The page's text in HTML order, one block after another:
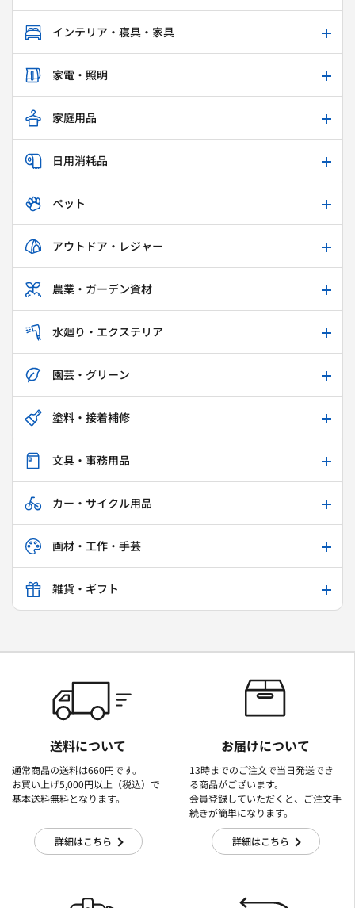
インテリア・寝具・家具
家電・照明
家庭用品
日用消耗品
ペット
アウトドア・レジャー
農業・ガーデン資材
水廻り・エクステリア
園芸・グリーン
塗料・接着補修
文具・事務用品
カー・サイクル用品
画材・工作・手芸
雑貨・ギフト
送料について
通常商品の送料は660円です。
お買い上げ5,000円以上（税込）で
基本送料無料となります。
詳細はこちら
お届けについて
13時までのご注文で当日発送でき
る商品がございます。
会員登録していただくと、ご注文手
続きが簡単になります。
詳細はこちら